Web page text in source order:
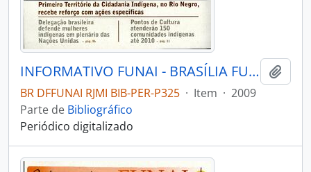
INFORMATIVO FUNAI - BRASÍLIA FUNAI - 2009 - Nº05
BR DFFUNAI RJMI BIB-PER-P325 · Item · 2009
Parte de Bibliográfico
Periódico digitalizado